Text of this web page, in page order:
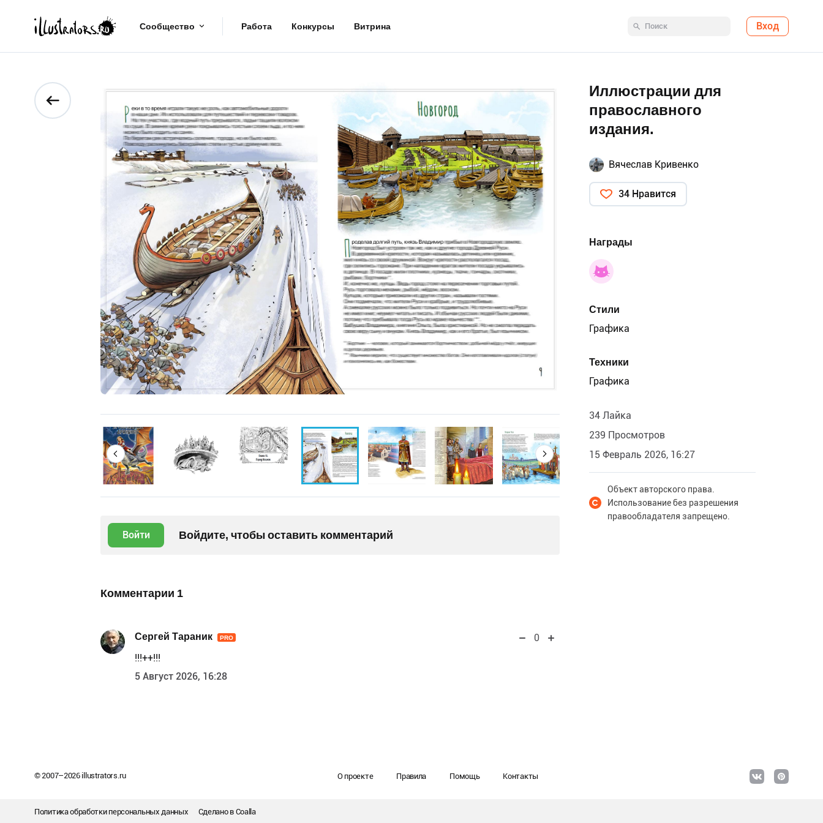
Сообщество Работа Конкурсы Витрина Вход
Войти Войдите, чтобы оставить комментарий
Комментарии 1
Сергей Тараник PRO
0
!!!++!!!
5 Август 2026, 16:28
Иллюстрации для
православного
издания.
Вячеслав Кривенко
34 Нравится
Награды
Стили
Графика
Техники
Графика
34 Лайка
239 Просмотров
15 Февраль 2026, 16:27
Объект авторского права.
Использование без разрешения
правообладателя запрещено.
© 2007–2026illustrators.ru О проекте Правила Помощь Контакты
Политика обработки персональных данных Сделано в Coalla